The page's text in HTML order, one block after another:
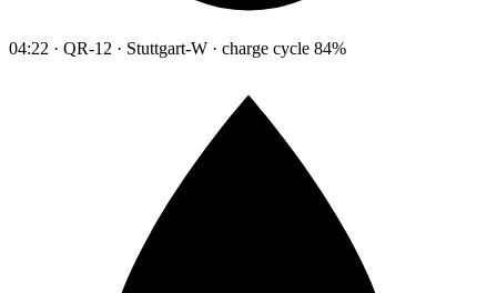
04:22 · QR-12 · Stuttgart-W · charge cycle 84%